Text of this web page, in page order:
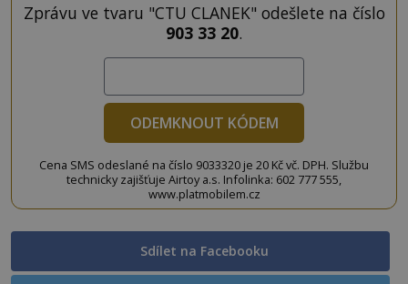
Zprávu ve tvaru "CTU CLANEK" odešlete na číslo
903 33 20.
ODEMKNOUT KÓDEM
Cena SMS odeslané na číslo 9033320 je 20 Kč vč. DPH. Službu
technicky zajišťuje Airtoy a.s. Infolinka: 602 777 555,
www.platmobilem.cz
Sdílet na Facebooku